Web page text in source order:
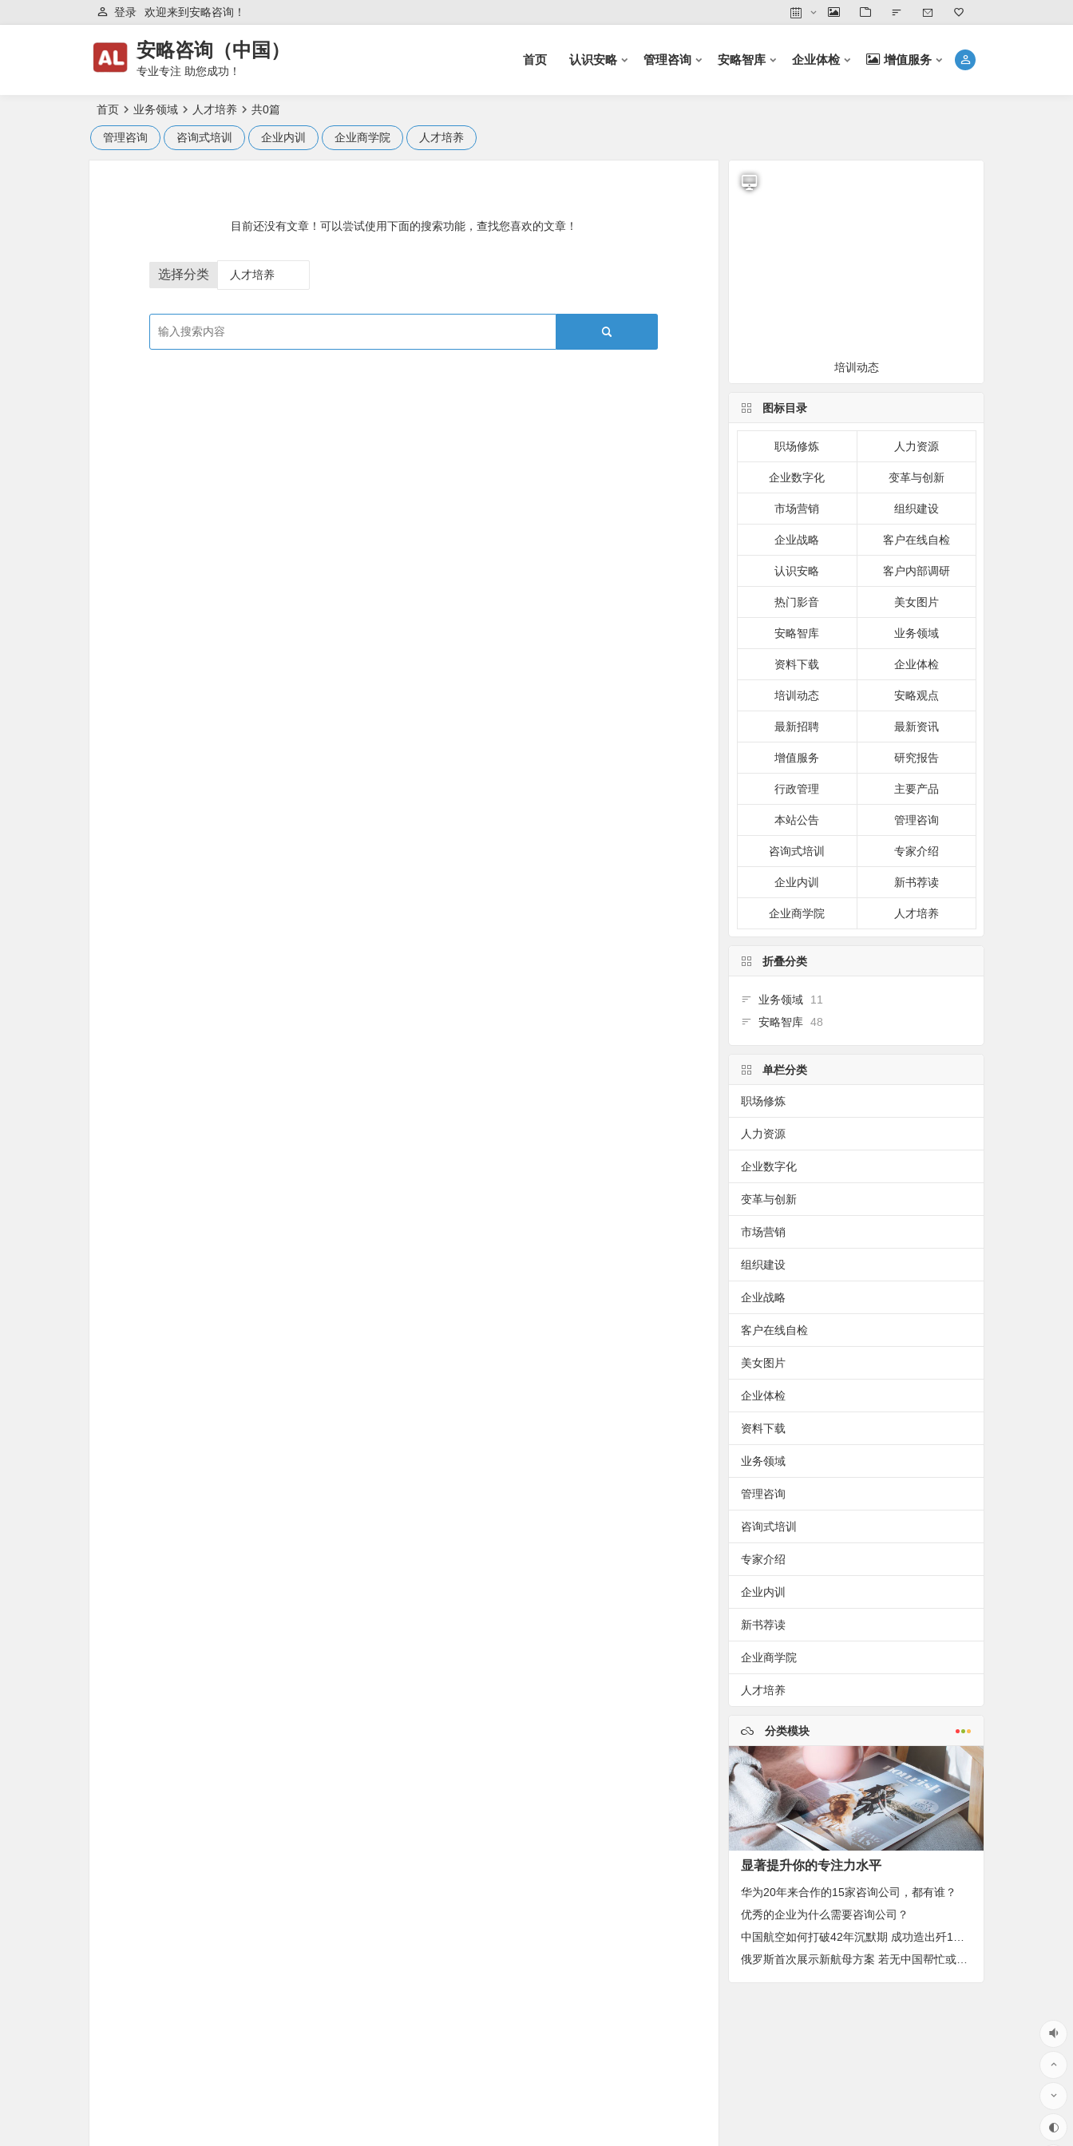
欢迎来到安略咨询！
登录
安略咨询（中国）
专业专注 助您成功！
首页 认识安略 管理咨询 安略智库 企业体检 增值服务
首页 业务领域 人才培养 共0篇
管理咨询 咨询式培训 企业内训 企业商学院 人才培养
目前还没有文章！可以尝试使用下面的搜索功能，查找您喜欢的文章！
选择分类
培训动态
图标目录
职场修炼 人力资源
企业数字化 变革与创新
市场营销 组织建设
企业战略 客户在线自检
认识安略 客户内部调研
热门影音 美女图片
安略智库 业务领域
资料下载 企业体检
培训动态 安略观点
最新招聘 最新资讯
增值服务 研究报告
行政管理 主要产品
本站公告 管理咨询
咨询式培训 专家介绍
企业内训 新书荐读
企业商学院 人才培养
折叠分类
业务领域
11
安略智库 48
单栏分类
职场修炼
人力资源
企业数字化
变革与创新
市场营销
组织建设
企业战略
客户在线自检
美女图片
企业体检
资料下载
业务领域
管理咨询
咨询式培训
专家介绍
企业内训
新书荐读
企业商学院
人才培养
分类模块
显著提升你的专注力水平
华为20年来合作的15家咨询公司，都有谁？
优秀的企业为什么需要咨询公司？